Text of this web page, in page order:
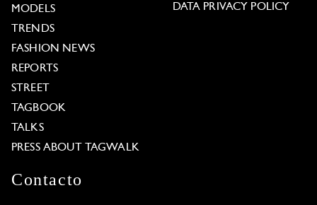
MODELS
TRENDS
FASHION NEWS
REPORTS
STREET
TAGBOOK
TALKS
PRESS ABOUT TAGWALK
DATA PRIVACY POLICY
Contacto